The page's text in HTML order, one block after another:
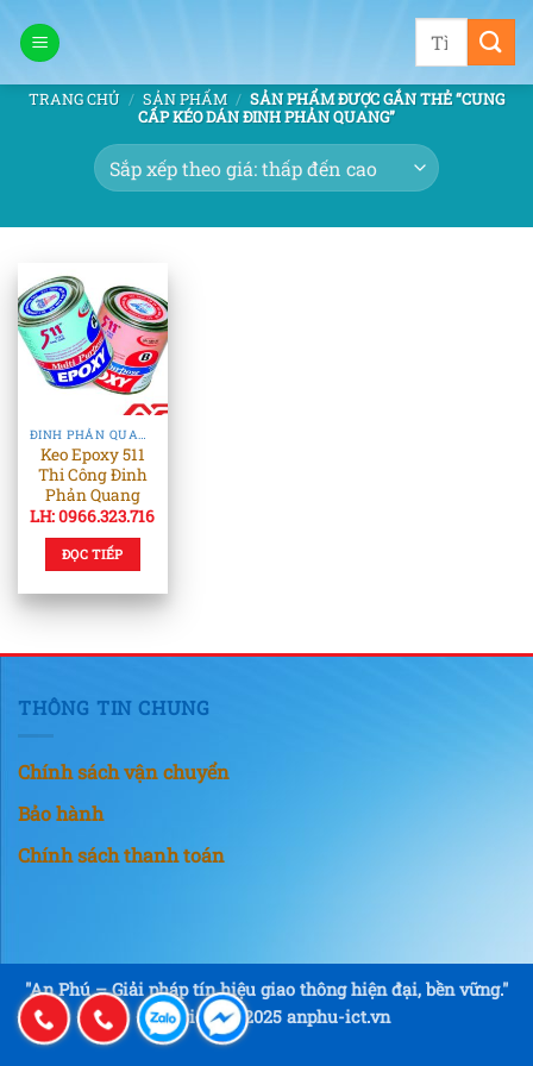
qua
dung
Tìm
TRANG CHỦ / SẢN PHẨM / SẢN PHẨM ĐƯỢC GẮN THẺ “CUNG
CẤP KÉO DÁN ĐINH PHẢN QUANG”
ĐINH PHẢN QUANG & TIÊU PHẢN QUANG
Keo Epoxy 511
Thi Công Đinh
Phản Quang
LH: 0966.323.716
ĐỌC TIẾP
THÔNG TIN CHUNG
Chính sách vận chuyển
Bảo hành
Chính sách thanh toán
"An Phú – Giải pháp tín hiệu giao thông hiện đại, bền vững."
Copyright © 2025 anphu-ict.vn